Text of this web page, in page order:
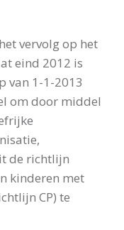
vervolg op het
eind 2012 is
van 1-1-2013
om door middel
de richtlijn
kinderen met
CP) te